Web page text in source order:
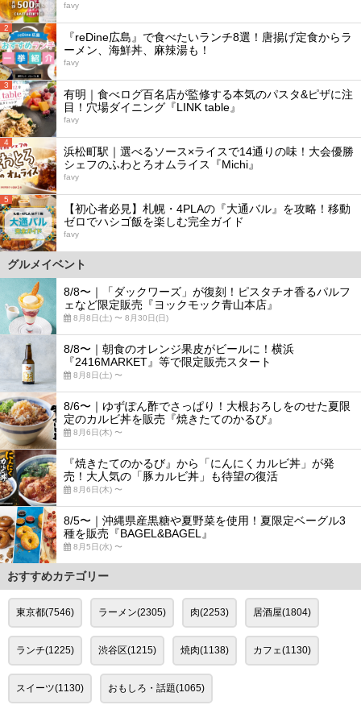
favy
2
『reDine広島』で食べたいランチ8選！唐揚げ定食からラ
ーメン、海鮮丼、麻辣湯も！
favy
3
有明｜食べログ百名店が監修する本気のパスタ&ピザに注
目！穴場ダイニング『LINK table』
favy
4
浜松町駅｜選べるソース×ライスで14通りの味！大会優勝
シェフのふわとろオムライス『Michi』
favy
5
【初心者必見】札幌・4PLAの『大通バル』を攻略！移動
ゼロでハシゴ飯を楽しむ完全ガイド
favy
グルメイベント
8/8〜｜「ダックワーズ」が復刻！ピスタチオ香るパルフ
ェなど限定販売『ヨックモック青山本店』
8月8日(土) 〜 8月30日(日)
8/8〜｜朝食のオレンジ果皮がビールに！横浜
『2416MARKET』等で限定販売スタート
8月8日(土) 〜
8/6〜｜ゆずぽん酢でさっぱり！大根おろしをのせた夏限
定のカルビ丼を販売『焼きたてのかるび』
8月6日(木) 〜
『焼きたてのかるび』から「にんにくカルビ丼」が発
売！大人気の「豚カルビ丼」も待望の復活
8月6日(木) 〜
8/5〜｜沖縄県産黒糖や夏野菜を使用！夏限定ベーグル3
種を販売『BAGEL&BAGEL』
8月5日(水) 〜
おすすめカテゴリー
東京都(7546) ラーメン(2305) 肉(2253) 居酒屋(1804)
ランチ(1225) 渋谷区(1215) 焼肉(1138) カフェ(1130)
スイーツ(1130) おもしろ・話題(1065)